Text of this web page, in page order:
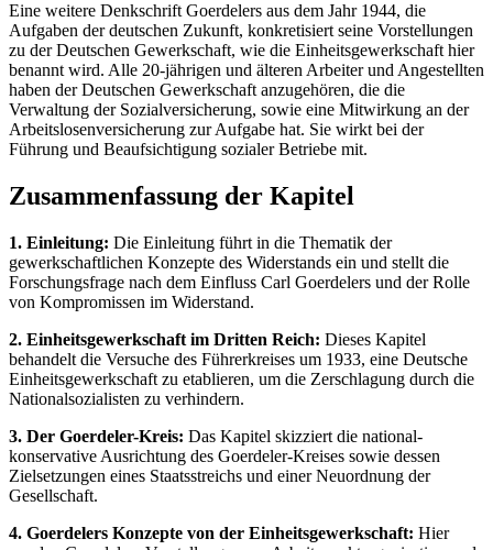
Eine weitere Denkschrift Goerdelers aus dem Jahr 1944, die
Aufgaben der deutschen Zukunft, konkretisiert seine Vorstellungen
zu der Deutschen Gewerkschaft, wie die Einheitsgewerkschaft hier
benannt wird. Alle 20-jährigen und älteren Arbeiter und Angestellten
haben der Deutschen Gewerkschaft anzugehören, die die
Verwaltung der Sozialversicherung, sowie eine Mitwirkung an der
Arbeitslosenversicherung zur Aufgabe hat. Sie wirkt bei der
Führung und Beaufsichtigung sozialer Betriebe mit.
Zusammenfassung der Kapitel
1. Einleitung: Die Einleitung führt in die Thematik der
gewerkschaftlichen Konzepte des Widerstands ein und stellt die
Forschungsfrage nach dem Einfluss Carl Goerdelers und der Rolle
von Kompromissen im Widerstand.
2. Einheitsgewerkschaft im Dritten Reich: Dieses Kapitel
behandelt die Versuche des Führerkreises um 1933, eine Deutsche
Einheitsgewerkschaft zu etablieren, um die Zerschlagung durch die
Nationalsozialisten zu verhindern.
3. Der Goerdeler-Kreis: Das Kapitel skizziert die national-
konservative Ausrichtung des Goerdeler-Kreises sowie dessen
Zielsetzungen eines Staatsstreichs und einer Neuordnung der
Gesellschaft.
4. Goerdelers Konzepte von der Einheitsgewerkschaft: Hier